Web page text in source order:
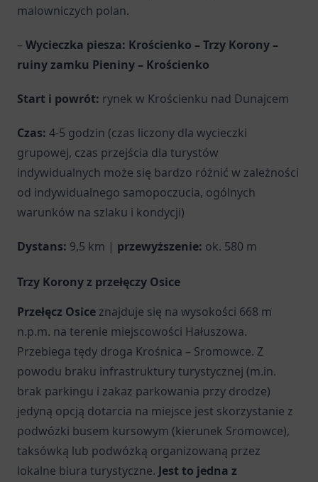
malowniczych polan.
– Wycieczka piesza: Krościenko – Trzy Korony –
ruiny zamku Pieniny – Krościenko
Start i powrót: rynek w Krościenku nad Dunajcem
Czas: 4-5 godzin (czas liczony dla wycieczki
grupowej, czas przejścia dla turystów
indywidualnych może się bardzo różnić w zależności
od indywidualnego samopoczucia, ogólnych
warunków na szlaku i kondycji)
Dystans: 9,5 km | przewyższenie: ok. 580 m
Trzy Korony z przełęczy Osice
Przełęcz Osice znajduje się na wysokości 668 m
n.p.m. na terenie miejscowości Hałuszowa.
Przebiega tędy droga Krośnica – Sromowce. Z
powodu braku infrastruktury turystycznej (m.in.
brak parkingu i zakaz parkowania przy drodze)
jedyną opcją dotarcia na miejsce jest skorzystanie z
podwózki busem kursowym (kierunek Sromowce),
taksówką lub podwózką organizowaną przez
lokalne biura turystyczne. Jest to jedna z